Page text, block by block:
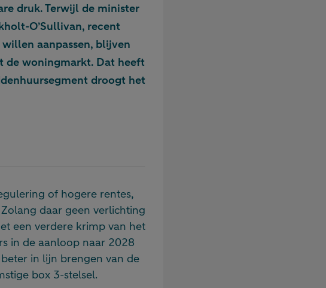
druk. Terwijl de minister
O’Sullivan, recent
aanpassen, blijven
de woningmarkt. Dat heeft
droogt het
of hogere rentes,
daar geen verlichting
een verdere krimp van het
in de aanloop naar 2028
in lijn brengen van de
box 3-stelsel.